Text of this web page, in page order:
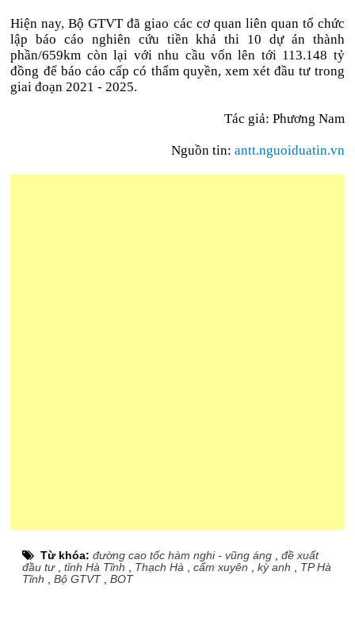
Hiện nay, Bộ GTVT đã giao các cơ quan liên quan tổ chức
lập báo cáo nghiên cứu tiền khả thi 10 dự án thành
phần/659km còn lại với nhu cầu vốn lên tới 113.148 tỷ
đồng để báo cáo cấp có thẩm quyền, xem xét đầu tư trong
giai đoạn 2021 - 2025.
Tác giả: Phương Nam
Nguồn tin: antt.nguoiduatin.vn
Từ khóa:đường cao tốc hàm nghi - vũng áng ,đề xuất
đầu tư,tỉnh Hà Tĩnh Thạch Hà ,cẩm xuyên ,kỳ anh
TP Hà
Tĩnh ,Bộ GTVT,BOT